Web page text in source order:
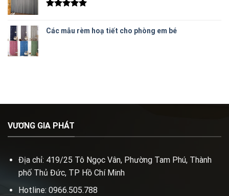
5 sao
Các mẫu rèm hoạ tiết cho phòng em bé
VƯƠNG GIA PHÁT
Địa chỉ: 419/25 Tô Ngọc Vân, Phường Tam Phú, Thành
phố Thủ Đức, TP Hồ Chí Minh
Hotline: 0966.505.788